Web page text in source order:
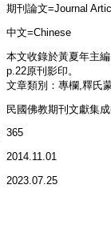
期刊論文=Journal
中文=Chinese
本文收錄於黃夏年主
p.22原刊影印。
文章類別：專欄,釋氏
民國佛教期刊文獻集
365
2014.11.01
2023.07.25